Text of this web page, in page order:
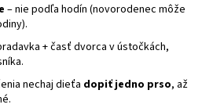
– nie podľa hodín (novorodenec môže
+ časť dvorca v ústočkách,
nechaj dieťa dopiť jedno prso, až